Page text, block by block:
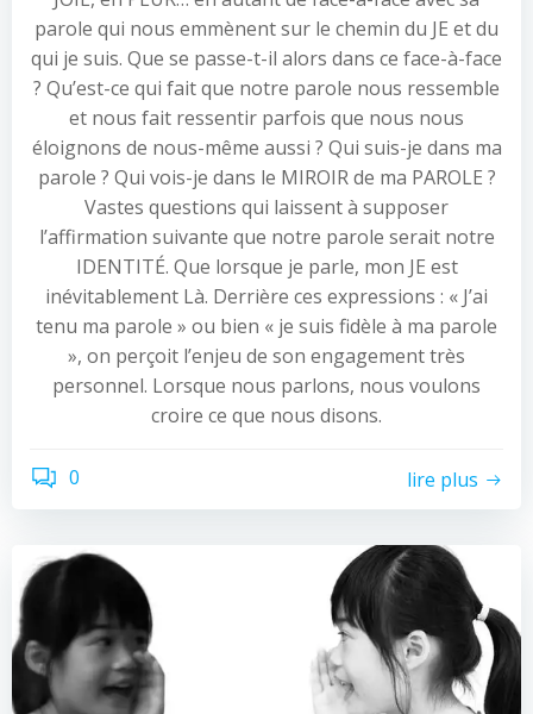
parole qui nous emmènent sur le chemin du JE et du
qui je suis. Que se passe-t-il alors dans ce face-à-face
? Qu’est-ce qui fait que notre parole nous ressemble
et nous fait ressentir parfois que nous nous
éloignons de nous-même aussi ? Qui suis-je dans ma
parole ? Qui vois-je dans le MIROIR de ma PAROLE ?
Vastes questions qui laissent à supposer
l’affirmation suivante que notre parole serait notre
IDENTITÉ. Que lorsque je parle, mon JE est
inévitablement Là. Derrière ces expressions : « J’ai
tenu ma parole » ou bien « je suis fidèle à ma parole
», on perçoit l’enjeu de son engagement très
personnel. Lorsque nous parlons, nous voulons
croire ce que nous disons.
0 lire plus